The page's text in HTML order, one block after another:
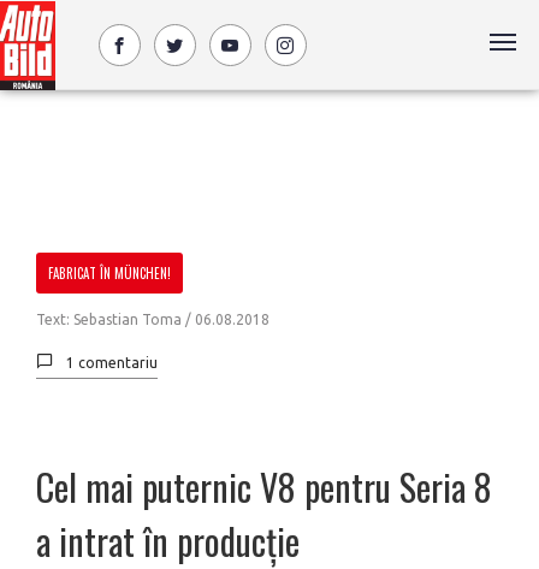
FABRICAT ÎN MÜNCHEN!
Text: Sebastian Toma / 06.08.2018
1 comentariu
Cel mai puternic V8 pentru Seria 8
a intrat în producție